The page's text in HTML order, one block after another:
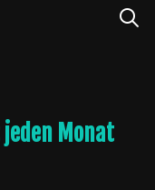
jeden Monat